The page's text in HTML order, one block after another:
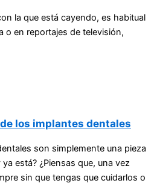
la que está cayendo, es habitual
o en reportajes de televisión,
los implantes dentales
son simplemente una pieza
está? ¿Piensas que, una vez
sin que tengas que cuidarlos o